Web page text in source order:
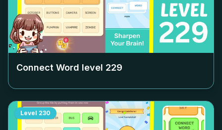
Connect Word level 229
Level 230